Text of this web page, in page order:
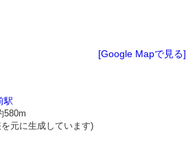
[Google Mapで見る]
駅
580m
元に生成しています)